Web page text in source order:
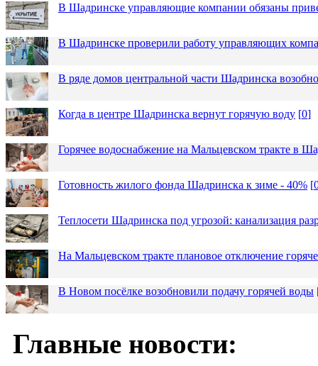
В Шадринске управляющие компании обязаны
В Шадринске проверили работу управляющих
В ряде домов центральной части Шадринска
Когда в центре Шадринска вернут горячую воду [0]
Горячее водоснабжение на Мальцевском тракте в
Готовность жилого фонда Шадринска к зиме - 40% [
Теплосети Шадринска под угрозой: канализация
На Мальцевском тракте плановое отключение
В Новом посёлке возобновили подачу горячей воды
Главные новости: